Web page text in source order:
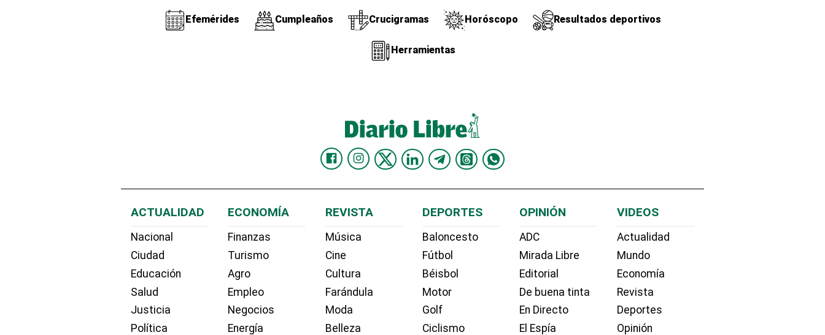
Efemérides Cumpleaños Crucigramas Horóscopo Resultados deportivos
Herramientas
ACTUALIDAD
Nacional
Ciudad
Educación
Salud
Justicia
Política
ECONOMÍA
Finanzas
Turismo
Agro
Empleo
Negocios
Energía
REVISTA
Música
Cine
Cultura
Farándula
Moda
Belleza
DEPORTES
Baloncesto
Fútbol
Béisbol
Motor
Golf
Ciclismo
OPINIÓN
ADC
Mirada Libre
Editorial
De buena tinta
En Directo
El Espía
VIDEOS
Actualidad
Mundo
Economía
Revista
Deportes
Opinión